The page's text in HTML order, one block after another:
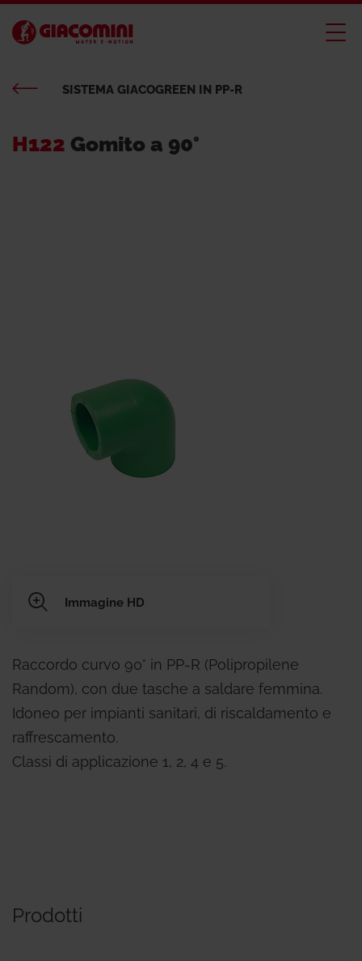
SISTEMA GIACOGREEN IN PP-R
H122 Gomito a 90°
Immagine HD
Raccordo curvo 90° in PP-R (Polipropilene
Random), con due tasche a saldare femmina.
Idoneo per impianti sanitari, di riscaldamento e
raffrescamento.
Classi di applicazione 1, 2, 4 e 5.
Prodotti